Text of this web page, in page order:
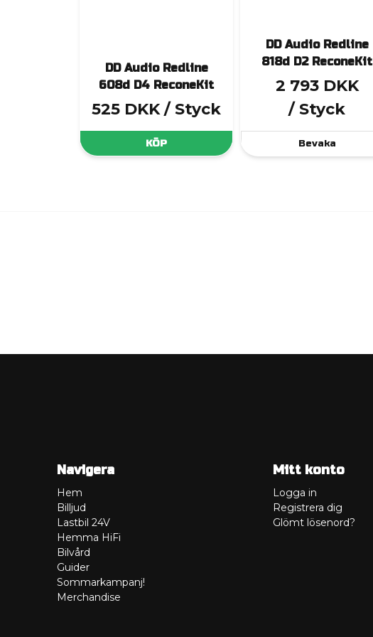
DD Audio Redline
608d D4 ReconeKit
525 DKK / Styck
KÖP
DD Audio Redline
818d D2 ReconeKit
2 793 DKK
/ Styck
Bevaka
Navigera
Hem
Billjud
Lastbil 24V
Hemma HiFi
Bilvård
Guider
Sommarkampanj!
Merchandise
Mitt konto
Logga in
Registrera dig
Glömt lösenord?